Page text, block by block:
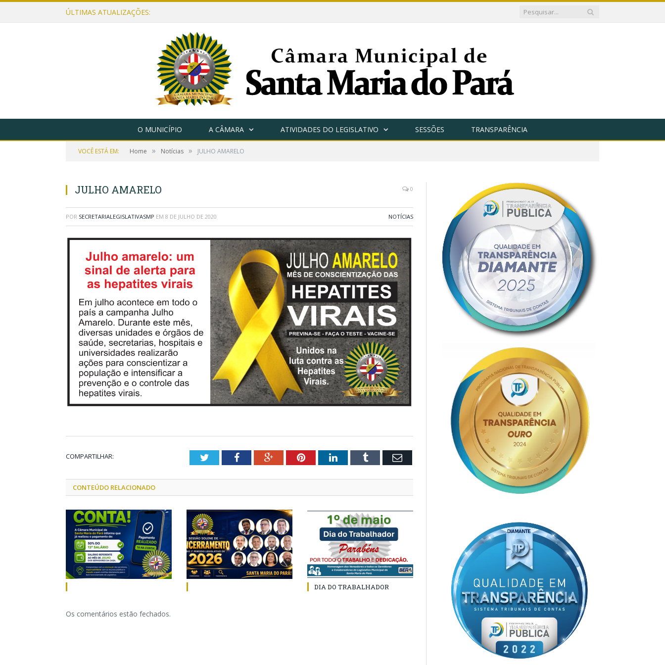
ÚLTIMAS ATUALIZAÇÕES:
O MUNICÍPIO A CÂMARA ATIVIDADES DO LEGISLATIVO SESSÕES TRANSPARÊNCIA
VOCÊ ESTÁ EM: Home » Notícias » JULHO AMARELO
JULHO AMARELO 0
POR SECRETARIALEGISLATIVASMP EM 8 DE JULHO DE 2020 NOTÍCIAS
COMPARTILHAR: TwitterFacebookGoogle+PinterestLinkedInTumblr Email
CONTEÚDO RELACIONADO
DIA DO TRABALHADOR
Os comentários estão fechados.